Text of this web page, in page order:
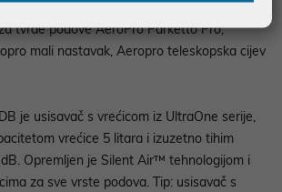
Allergy plus filter, HESTIA kombinirana
tvrde podove AeroPro Parketto Pro,
mali nastavak, Aeropro teleskopska cijev
je usisavač s vrećicom iz UltraOne serije,
vrećice 5 litara i izuzetno tihim
Opremljen je Silent Air™ tehnologijom i
za sve vrste podova. Tip: usisavač s